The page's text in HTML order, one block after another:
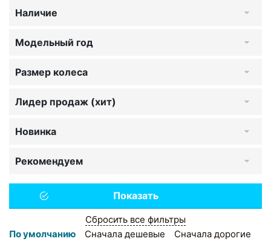
Наличие
Модельный год
Размер колеса
Лидер продаж (хит)
Новинка
Рекомендуем
Сбросить все фильтры
По умолчанию
Сначала дешевые Сначала дорогие